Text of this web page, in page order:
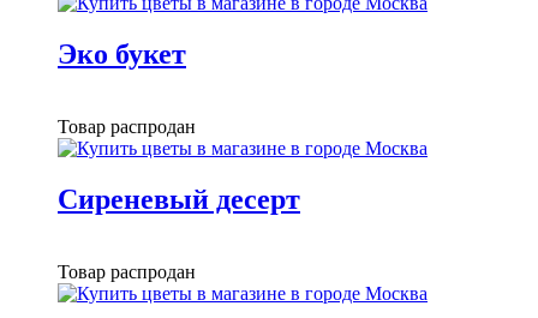
Эко букет
Товар распродан
Сиреневый десерт
Товар распродан